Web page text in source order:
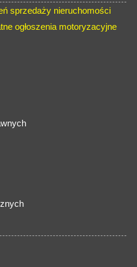
sprzedaży nieruchomości
ogłoszenia motoryzacyjne